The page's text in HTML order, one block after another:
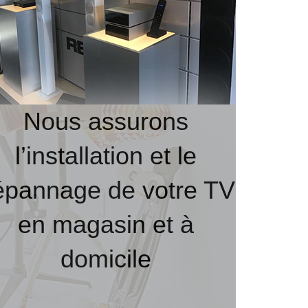
Nous assurons
l’installation et le
de votre TV
en magasin et à
domicile